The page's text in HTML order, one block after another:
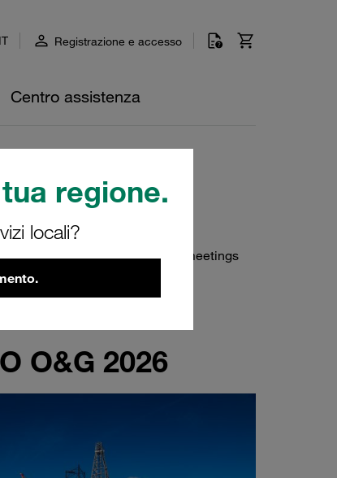
regione.
locali?
IT Registrazione e accesso
Centro assistenza
in addition to promoting meetings
O&G 2026